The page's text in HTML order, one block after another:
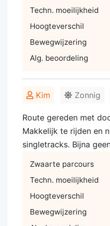
Techn. moeilijkheid
Hoogteverschil
Bewegwijzering
Alg. beoordeling
Kim Zonnig
Route gereden met
Makkelijk te rijden en
singletracks. Bijna
Zwaarte parcours
Techn. moeilijkheid
Hoogteverschil
Bewegwijzering